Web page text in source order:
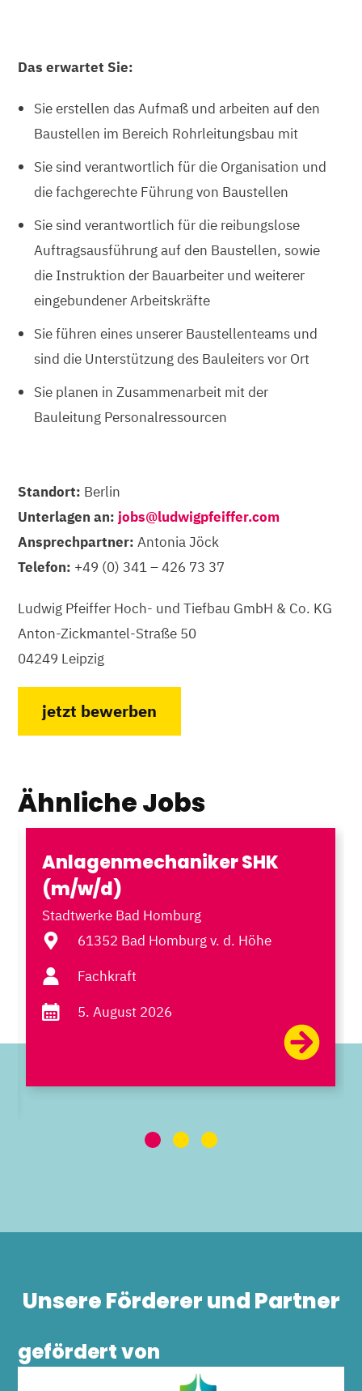
Das erwartet Sie:
Sie erstellen das Aufmaß und arbeiten auf den
Baustellen im Bereich Rohrleitungsbau mit
Sie sind verantwortlich für die Organisation und
die fachgerechte Führung von Baustellen
Sie sind verantwortlich für die reibungslose
Auftragsausführung auf den Baustellen, sowie
die Instruktion der Bauarbeiter und weiterer
eingebundener Arbeitskräfte
Sie führen eines unserer Baustellenteams und
sind die Unterstützung des Bauleiters vor Ort
Sie planen in Zusammenarbeit mit der
Bauleitung Personalressourcen
Standort: Berlin
Unterlagen an: jobs@ludwigpfeiffer.com
Ansprechpartner: Antonia Jöck
Telefon: +49 (0) 341 – 426 73 37
Ludwig Pfeiffer Hoch- und Tiefbau GmbH & Co. KG
Anton-Zickmantel-Straße 50
04249 Leipzig
jetzt bewerben
Ähnliche Jobs
Anlagenmechaniker SHK
(m/w/d)
Stadtwerke Bad Homburg
61352 Bad Homburg v. d. Höhe
Fachkraft
5. August 2026
Unsere Förderer und Partner
gefördert von